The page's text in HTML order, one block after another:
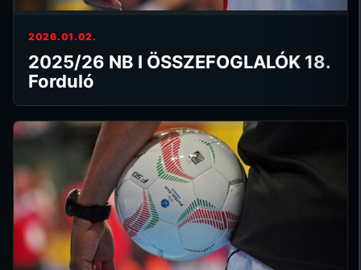
2026.01.02.
2025/26 NB I ÖSSZEFOGLALÓK 18.
Forduló